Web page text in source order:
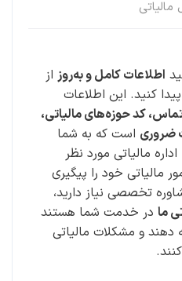
مالیاتی
اطلاعات کامل و به‌روز از
پیدا کنید. این اطلاعات
کد حوزه‌های مالیاتی،
ضروری است که به شما
مالیاتی مورد نظر
مالیاتی خود را پیگیری
تخصصی نیاز دارید،
ما در خدمت شما هستند
دهند و مشکلات مالیاتی